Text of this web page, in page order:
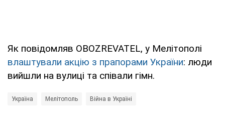
Як повідомляв OBOZREVATEL, у Мелітополі
влаштували акцію з прапорами України: люди
вийшли на вулиці та співали гімн.
Україна Мелітополь Війна в Україні